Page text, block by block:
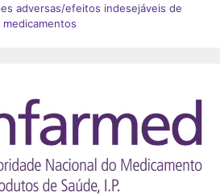
adversas/efeitos indesejáveis de
medicamentos